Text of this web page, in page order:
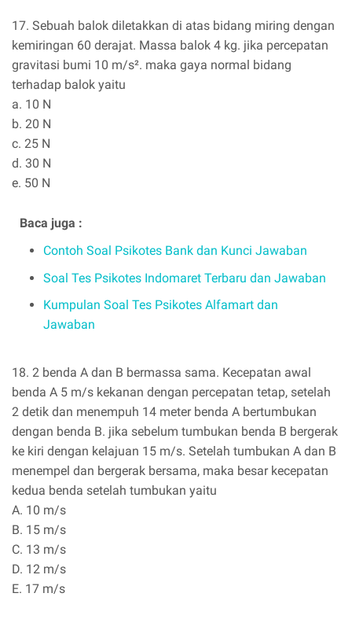
17. Sebuah balok diletakkan di atas bidang miring dengan
kemiringan 60 derajat. Massa balok 4 kg. jika percepatan
gravitasi bumi 10 m/s². maka gaya normal bidang
terhadap balok yaitu
a. 10 N
b. 20 N
c. 25 N
d. 30 N
e. 50 N
Baca juga :
Contoh Soal Psikotes Bank dan Kunci Jawaban
Soal Tes Psikotes Indomaret Terbaru dan Jawaban
Kumpulan Soal Tes Psikotes Alfamart dan
Jawaban
18. 2 benda A dan B bermassa sama. Kecepatan awal
benda A 5 m/s kekanan dengan percepatan tetap, setelah
2 detik dan menempuh 14 meter benda A bertumbukan
dengan benda B. jika sebelum tumbukan benda B bergerak
ke kiri dengan kelajuan 15 m/s. Setelah tumbukan A dan B
menempel dan bergerak bersama, maka besar kecepatan
kedua benda setelah tumbukan yaitu
A. 10 m/s
B. 15 m/s
C. 13 m/s
D. 12 m/s
E. 17 m/s